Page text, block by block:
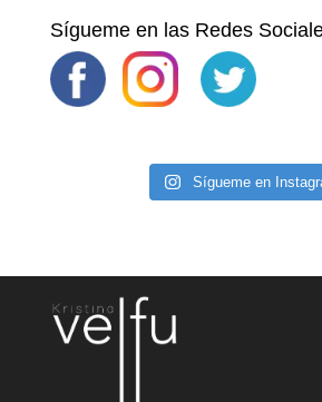
Sígueme en las Redes
Sígueme en